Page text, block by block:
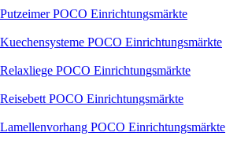
Putzeimer POCO Einrichtungsmärkte
Kuechensysteme POCO Einrichtungsmärkte
Relaxliege POCO Einrichtungsmärkte
Reisebett POCO Einrichtungsmärkte
Lamellenvorhang POCO Einrichtungsmärkte